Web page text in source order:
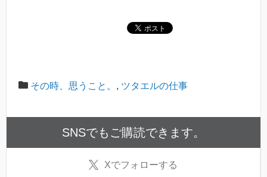
その時、思うこと。 , ツタエルの仕事
SNSでもご購読できます。
Xでフォローする